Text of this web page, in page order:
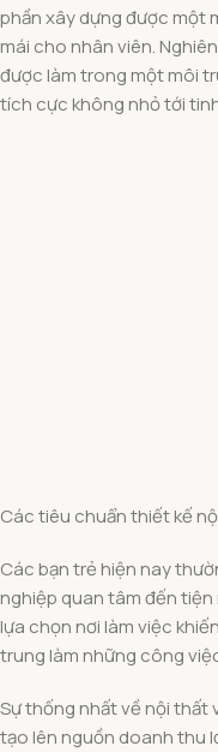
phần xây dựng được một
mái cho nhân viên.
được làm trong một môi
tích cực không nhỏ tới
Các tiêu chuẩn thiết kế
Các bạn trẻ hiện nay
nghiệp quan tâm đến
lựa chọn nơi làm việc
trung làm những công
Sự thống nhất về nội thất
tạo lên nguồn doanh thu